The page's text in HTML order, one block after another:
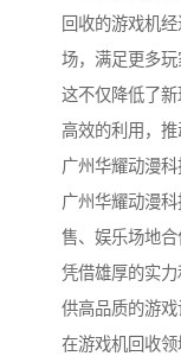
回收的游戏机
场，满足更多玩
这不仅降低了
高效的利用，推
广州华耀动漫
广州华耀动漫
售、娱乐场地合
凭借雄厚的实
供高品质的游戏
在游戏机回收